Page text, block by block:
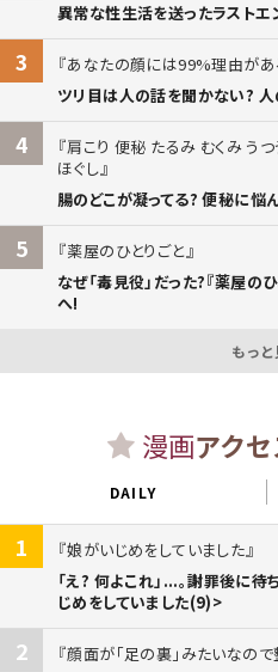
異常な性生活を送ったラストエ
3
あなたの顔には99%理由があ
ツリ目は人の話を聞かない? 人
4
肩こり 便秘 たるみ むくみ う
ほぐし
腸のどこが凝ってる? 便秘に悩ん
5
薬屋のひとりごと
なぜ「毒見役」だった?『薬屋の
へ!
もっと
漫画アク
DAILY
1
娘がいじめをしていました
「え? 何よこれ」...。謝罪後に
じめをしていました(9)>
2
顔面が「足の裏」みたいなの